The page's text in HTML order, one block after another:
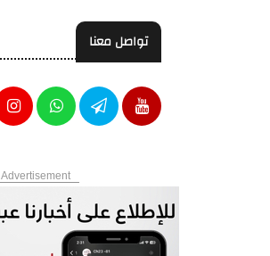
تواصل معنا
Advertisement